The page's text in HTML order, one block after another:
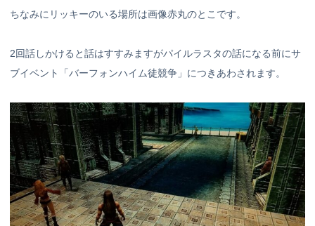
ちなみにリッキーのいる場所は画像赤丸のとこです。
2回話しかけると話はすすみますがパイルラスタの話になる前にサ
ブイベント「バーフォンハイム徒競争」につきあわされます。